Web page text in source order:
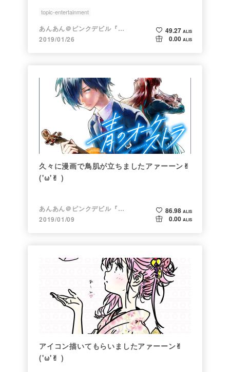
topic-entertainment
あんあん＠ピンクデビル『変態』
2019/01/26
49.27 ALIS
0.00 ALIS
久々に漫画で鳥肌が立ちましたアァーーン✌︎
('ω'✌︎ )
あんあん＠ピンクデビル『変態』
2019/01/09
86.98 ALIS
0.00 ALIS
アイコン描いてもらいましたアァーーン✌︎
('ω'✌︎ )